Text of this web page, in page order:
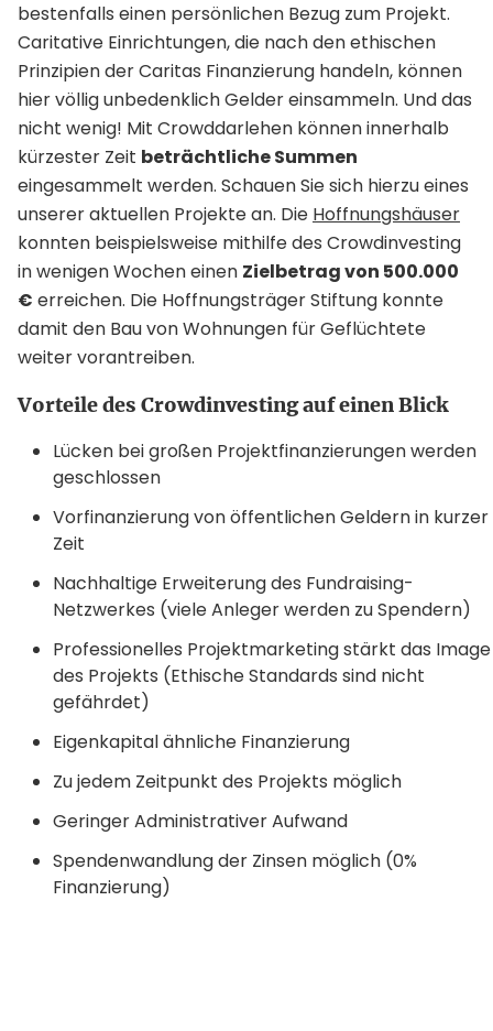
bestenfalls einen persönlichen Bezug zum Projekt.
Caritative Einrichtungen, die nach den ethischen
Prinzipien der Caritas Finanzierung handeln, können
hier völlig unbedenklich Gelder einsammeln. Und das
nicht wenig! Mit Crowddarlehen können innerhalb
kürzester Zeit beträchtliche Summen
eingesammelt werden. Schauen Sie sich hierzu eines
unserer aktuellen Projekte an. Die Hoffnungshäuser
konnten beispielsweise mithilfe des Crowdinvesting
in wenigen Wochen einen Zielbetrag von 500.000
€ erreichen. Die Hoffnungsträger Stiftung konnte
damit den Bau von Wohnungen für Geflüchtete
weiter vorantreiben.
Vorteile des Crowdinvesting auf einen Blick
Lücken bei großen Projektfinanzierungen werden
geschlossen
Vorfinanzierung von öffentlichen Geldern in kurzer
Zeit
Nachhaltige Erweiterung des Fundraising-
Netzwerkes (viele Anleger werden zu Spendern)
Professionelles Projektmarketing stärkt das Image
des Projekts (Ethische Standards sind nicht
gefährdet)
Eigenkapital ähnliche Finanzierung
Zu jedem Zeitpunkt des Projekts möglich
Geringer Administrativer Aufwand
Spendenwandlung der Zinsen möglich (0%
Finanzierung)